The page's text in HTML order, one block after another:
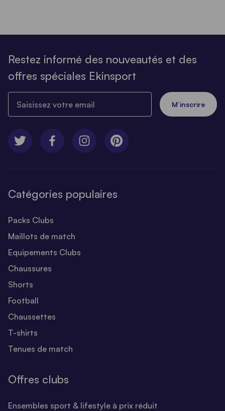
Restez informé des nouveautés et des
offres spéciales Ekinsport
M’inscrire
Catégories populaires
Packs Clubs
Maillots de match
Equipements Clubs
Chaussures
Shorts
Football
Chaussettes
T-shirts
Tenues de match
Offres clubs
Ensembles sport & lifestyle à prix réduit